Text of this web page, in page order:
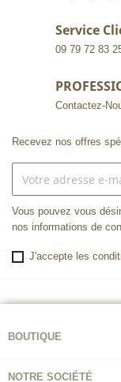
Service
09 79 72 83
Contactez-
Recevez nos offres
Vous pouvez vous
nos informations de
J'accepte les
BOUTIQUE
NOTRE SOCIÉTÉ